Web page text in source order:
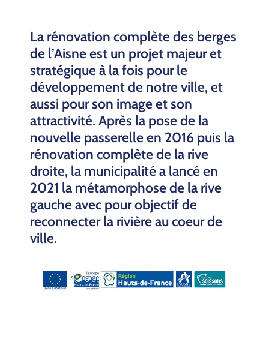
La rénovation complète des berges
de l’Aisne est un projet majeur et
stratégique à la fois pour le
développement de notre ville, et
aussi pour son image et son
attractivité. Après la pose de la
nouvelle passerelle en 2016 puis la
rénovation complète de la rive
droite, la municipalité a lancé en
2021 la métamorphose de la rive
gauche avec pour objectif de
reconnecter la rivière au coeur de
ville.